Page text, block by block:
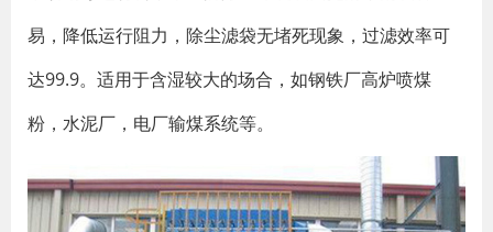
易，降低运行阻力，除尘滤袋无堵死现象，过滤效率可
达99.9。适用于含湿较大的场合，如钢铁厂高炉喷煤
粉，水泥厂，电厂输煤系统等。